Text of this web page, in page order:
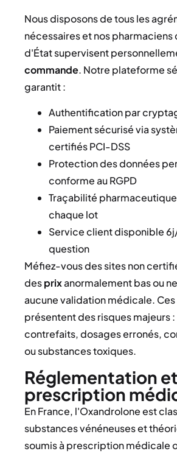
Nous disposons de tous les
nécessaires et nos
d'État supervisent
commande. Notre plateforme
garantit :
Authentification par
Paiement sécurisé via
certifiés PCI-DSS
Protection des données
conforme au RGPD
Traçabilité
chaque lot
Service client disponible
question
Méfiez-vous des sites non
desprixanormalement bas ou
aucune validation médicale.
présentent des risques majeurs
contrefaits, dosages erronés,
ou substances toxiques.
Réglementation et
prescription
En France, l'Oxandrolone est
substances vénéneuses et
soumis à prescription médicale